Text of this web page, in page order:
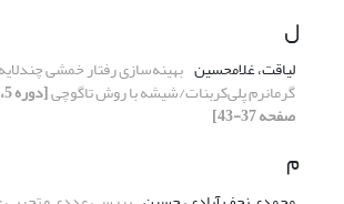
ل
لیاقت، غلامحسین بهینه‌سازی رفتار خمشی
گرمانرم پلی‌کربنات/شیشه با روش تاگوچی
صفحه 37-43]
م